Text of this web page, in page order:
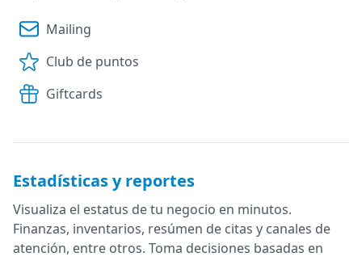
Mailing
Club de puntos
Giftcards
Estadísticas y reportes
Visualiza el estatus de tu negocio en minutos.
Finanzas, inventarios, resúmen de citas y canales de
atención, entre otros. Toma decisiones basadas en